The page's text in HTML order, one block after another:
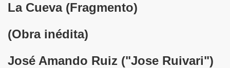
La Cueva (Fragmento)
(Obra inédita)
José Amando Ruiz ("Jose Ruivari")
(Pedro Zurita)
(grup d'Afiliats CRE ONCE Barcelona, Català y
Visual (Pedro Zurita)